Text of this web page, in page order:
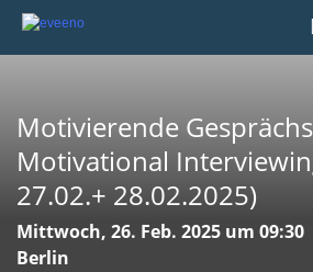
Motivierende
Motivational
27.02.+ 28.02.2025)
Mittwoch, 26. Feb. 2025 um 09:30
Berlin